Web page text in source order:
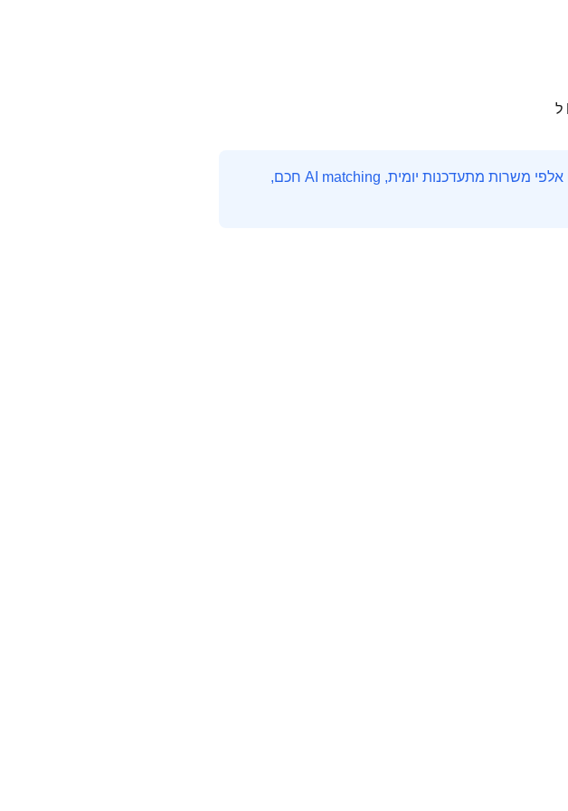
HireMe היא פלטפורמת חיפוש העבודה המובילה בהייטק הישראלי. עם אלפי משרות מתעדכנות יומית, AI matching חכם,